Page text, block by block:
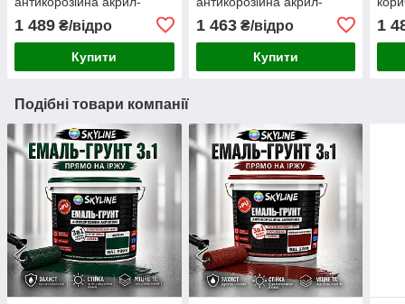
поліуретанова фарба по
металу без запаху 3.6 кг
1 489 ₴/відро
Купити
фарба по металу та іржі
без запаху 3.6 кг
1 463₴/відро
Купити
без
1
Подібні товари компанії